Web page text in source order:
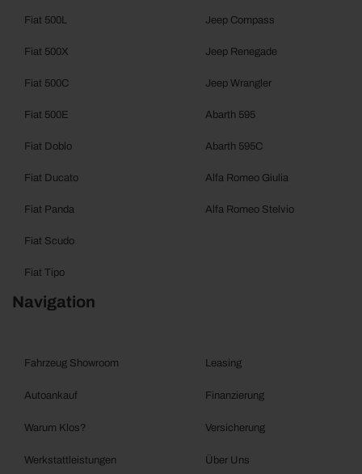
Fiat 500L
Fiat 500X
Fiat 500C
Fiat 500E
Fiat Doblo
Fiat Ducato
Fiat Panda
Fiat Scudo
Fiat Tipo
Jeep Compass
Jeep Renegade
Jeep Wrangler
Abarth 595
Abarth 595C
Alfa Romeo Giulia
Alfa Romeo Stelvio
Navigation
Fahrzeug Showroom
Autoankauf
Warum Klos?
Werkstattleistungen
Leasing
Finanzierung
Versicherung
Über Uns